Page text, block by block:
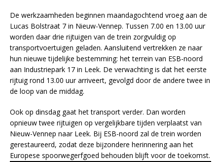
De werkzaamheden beginnen maandagochtend vroeg aan de
Lucas Bolstraat 7 in Nieuw-Vennep. Tussen 7.00 en 13.00 uur
worden daar drie rijtuigen van de trein zorgvuldig op
transportvoertuigen geladen. Aansluitend vertrekken ze naar
hun nieuwe tijdelijke bestemming: het terrein van ESB-noord
aan Industriepark 17 in Leek. De verwachting is dat het eerste
rijtuig rond 13.00 uur arriveert, gevolgd door de andere twee in
de loop van de middag.
Ook op dinsdag gaat het transport verder. Dan worden
opnieuw twee rijtuigen op vergelijkbare tijden verplaatst van
Nieuw-Vennep naar Leek. Bij ESB-noord zal de trein worden
gerestaureerd, zodat deze bijzondere herinnering aan het
Europese spoorwegerfgoed behouden blijft voor de toekomst.